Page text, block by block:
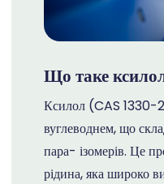
Що таке
Ксилол (CAS 1330-
вуглеводнем, що
пара- ізомерів. Це
рідина, яка широко